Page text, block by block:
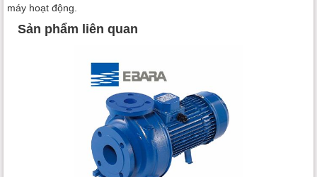
máy hoạt động.
Sản phẩm liên quan